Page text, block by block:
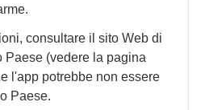
consultare il sito Web di
Paese (vedere la pagina
l'app potrebbe non essere
Paese.